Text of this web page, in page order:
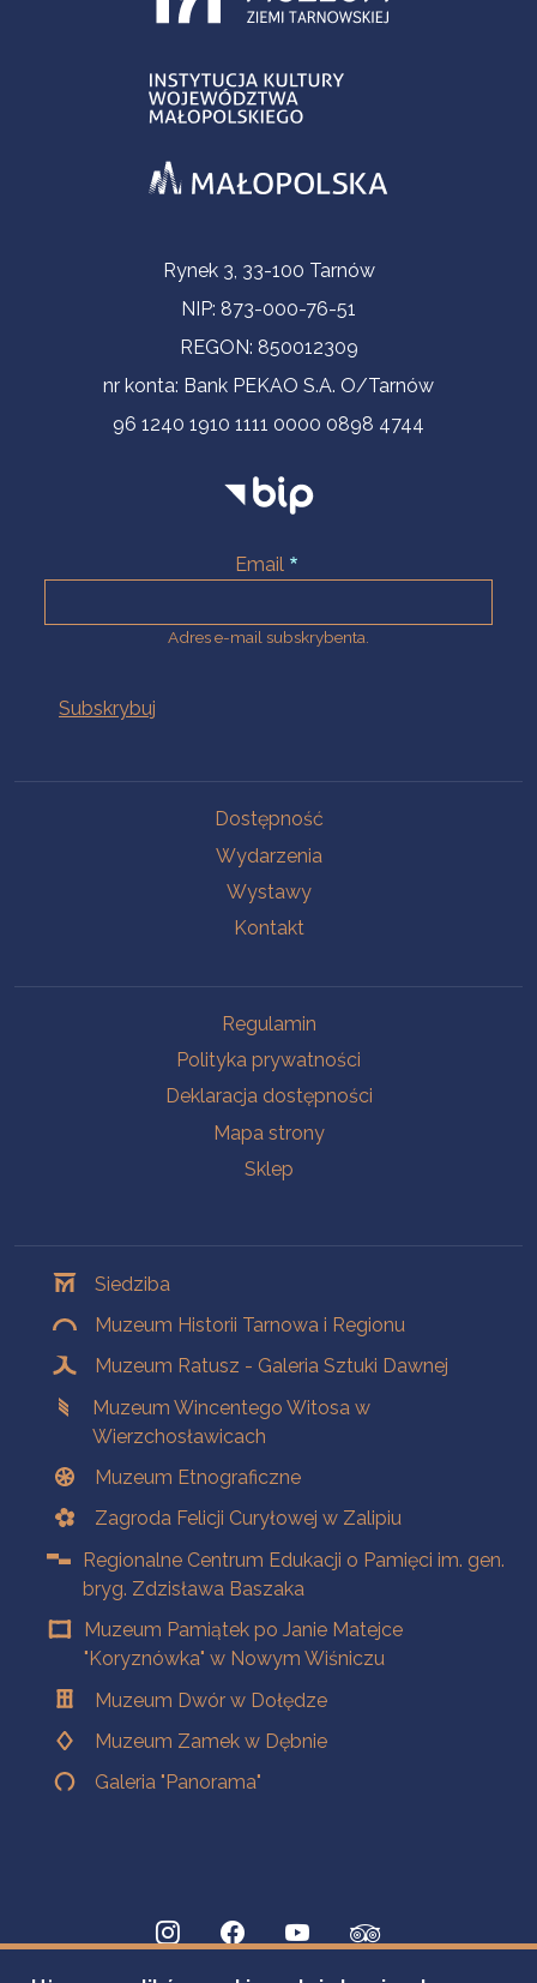
Informacje kontaktoweRynek 3, 33-100 Tarnów
NIP: 873-000-76-51
REGON: 850012309
nr konta: Bank PEKAO S.A. O/Tarnów
96 1240 1910 1111 0000 0898 4744
Email
Adres e-mail subskrybenta.
Dostępność
Wydarzenia
Wystawy
Kontakt
Regulamin
Polityka prywatności
Deklaracja dostępności
Mapa strony
Sklep
Siedziba
Muzeum Historii Tarnowa i Regionu
Muzeum Ratusz - Galeria Sztuki Dawnej
Muzeum Wincentego Witosa w
Wierzchosławicach
Muzeum Etnograficzne
Zagroda Felicji Curyłowej w Zalipiu
Regionalne Centrum Edukacji o Pamięci im. gen.
bryg. Zdzisława Baszaka
Muzeum Pamiątek po Janie Matejce
"Koryznówka" w Nowym Wiśniczu
Muzeum Dwór w Dołędze
Muzeum Zamek w Dębnie
Galeria "Panorama"